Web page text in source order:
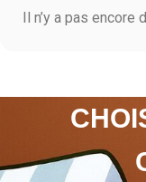
Il n’y a pas encore